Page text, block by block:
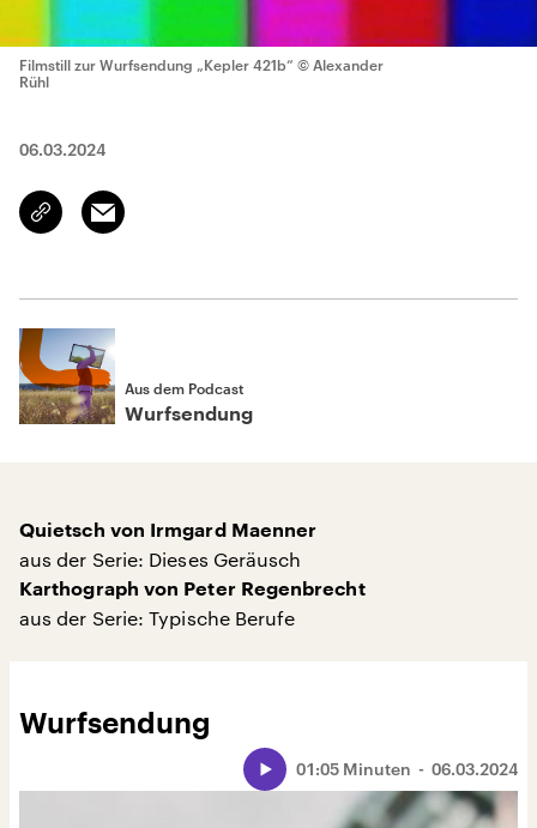
Filmstill zur Wurfsendung „Kepler 421b“ © Alexander
Rühl
06.03.2024
Link
kopieren/teilen
Email
Aus dem Podcast
Wurfsendung
Quietsch von Irmgard Maenner
aus der Serie: Dieses Geräusch
Karthograph von Peter Regenbrecht
aus der Serie: Typische Berufe
Wurfsendung
06.03.2024
01:05 Minuten